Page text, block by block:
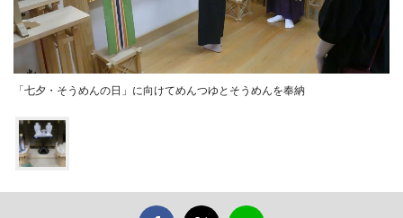
「七夕・そうめんの日」に向けてめんつゆとそうめんを奉納